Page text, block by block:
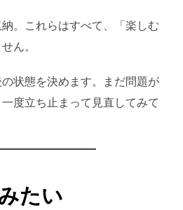
。これらはすべて、「楽しむ
ん。
状態を決めます。まだ問題が
度立ち止まって見直してみて
たい